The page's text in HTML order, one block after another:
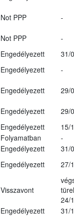
Not PPP
-
Not PPP
-
Engedélyezett
31/
Engedélyezett
-
Engedélyezett
29/
Engedélyezett
29/
Engedélyezett
15/
Folyamatban
-
Engedélyezett
31/
Engedélyezett 27/
Visszavont
24/
Engedélyezett
31/